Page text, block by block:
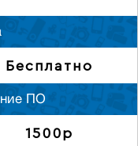
Бесплатно
ПО
1500р